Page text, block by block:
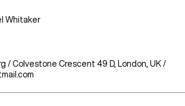
Whitaker
/ Colvestone Crescent 49 D, London, UK /